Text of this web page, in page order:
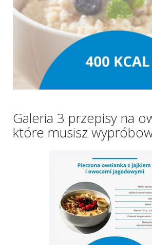
Galeria 3 przepisy na
które musisz